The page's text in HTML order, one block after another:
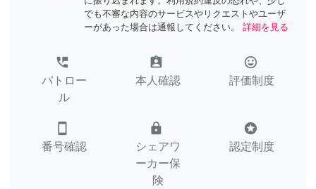
でも不審な内容のサービスやリクエストやユーザ
ーがあった場合は通報してください。
詳細を見る
perm_phone_msg
パトロー
ル
assignment_ind
本人確認
tag_faces
評価制度
smartphone
番号確認
lock
シェアワ
ーカー保
険
stars
認定制度